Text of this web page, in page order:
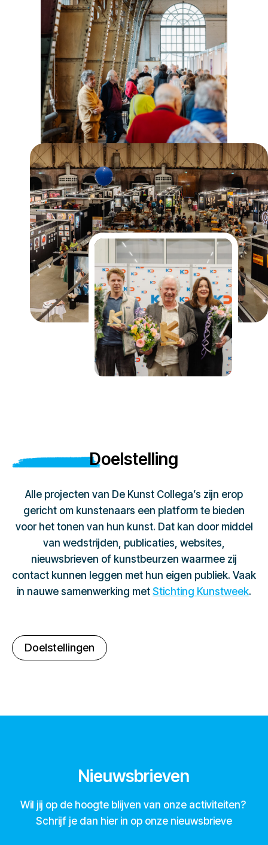
Doelstelling
Alle projecten van De Kunst Collega’s zijn erop
gericht om kunstenaars een platform te bieden
voor het tonen van hun kunst. Dat kan door middel
van wedstrijden, publicaties, websites,
nieuwsbrieven of kunstbeurzen waarmee zij
contact kunnen leggen met hun eigen publiek. Vaak
in nauwe samenwerking met Stichting Kunstweek.
Doelstellingen
Nieuwsbrieven
Wil jij op de hoogte blijven van onze activiteiten?
Schrijf je dan hier in op onze nieuwsbrieve